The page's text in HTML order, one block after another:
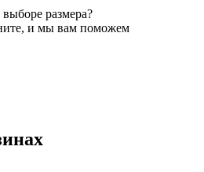
размера?
и мы вам поможем